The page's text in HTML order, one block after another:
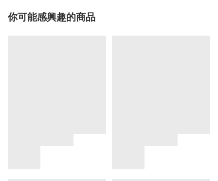
你可能感興趣的商品